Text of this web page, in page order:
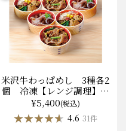
米沢牛わっぱめし 3種各2
個 冷凍【レンジ調理】化
粧箱入
¥5,400(税込)
★★★★★
★★★★★ 4.6 31件